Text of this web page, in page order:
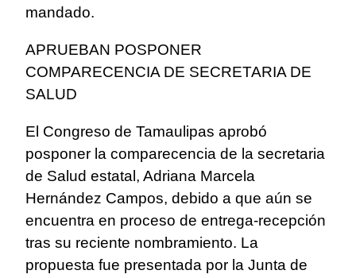
mandado.
APRUEBAN POSPONER
COMPARECENCIA DE SECRETARIA DE
SALUD
El Congreso de Tamaulipas aprobó
posponer la comparecencia de la secretaria
de Salud estatal, Adriana Marcela
Hernández Campos, debido a que aún se
encuentra en proceso de entrega-recepción
tras su reciente nombramiento. La
propuesta fue presentada por la Junta de